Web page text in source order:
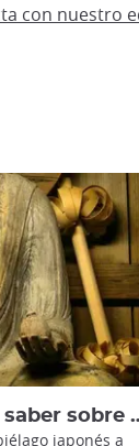
con nuestro
budismo japonés
japonés a